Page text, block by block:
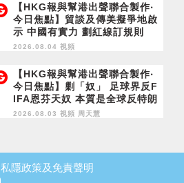
【HKG報與幫港出聲聯合製作‧
今日焦點】貿談及傳美擬爭地啟
示 中國有實力 劃紅線訂規則
2026.08.04 視頻
【HKG報與幫港出聲聯合製作‧
今日焦點】剿「奴」 足球界反F
IFA恩芬天奴 本質是全球反特朗
普
2026.08.03 視頻 周天慧
私隱政策及免責聲明